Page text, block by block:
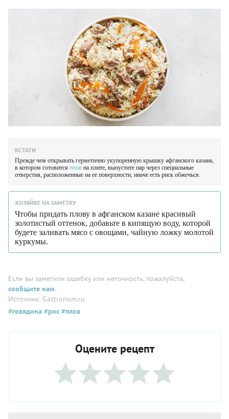
КСТАТИ
Прежде чем открывать герметично укупоренную крышку афганского казана,
в котором готовится плов на плите, выпустите пар через специальные
отверстия, расположенные на ее поверхности, иначе есть риск обжечься.
ХОЗЯЙКЕ НА ЗАМЕТКУ
Чтобы придать плову в афганском казане красивый
золотистый оттенок, добавьте в кипящую воду, которой
будете заливать мясо с овощами, чайную ложку молотой
куркумы.
Если вы заметили ошибку или неточность, пожалуйста,
сообщите нам.
Источник: Gastronom.ru
#говядина #рис #плов
Оцените рецепт